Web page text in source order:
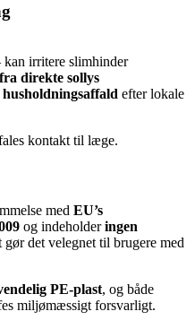
irritere slimhinder
direkte sollys
efter lokale
kontakt til læge.
med EU’s
og indeholderingen
gør det velegnet til brugere med
PE-plast, og både
miljømæssigt forsvarligt.